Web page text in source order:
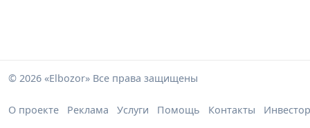
© 2026 «Elbozor» Все права защищены
О проекте Реклама Услуги Помощь Контакты